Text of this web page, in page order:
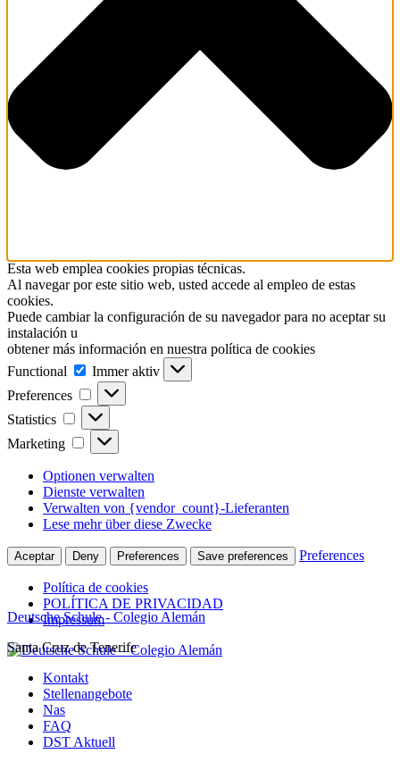
Esta web emplea cookies propias técnicas.
Al navegar por este sitio web, usted accede al empleo de estas
cookies.
Puede cambiar la configuración de su navegador para no aceptar su
instalación u
obtener más información en nuestra política de cookies
Functional
Functional
Immer aktiv
Preferences
Preferences
Statistics Statistics
Marketing Marketing
Optionen verwalten
Dienste verwalten
Verwalten von {vendor_count}-Lieferanten
Lese mehr über diese Zwecke
Aceptar Deny Preferences Save preferences Preferences
Política de cookies
POLÍTICA DE PRIVACIDAD
Impressum
Zum
springen
Deutsche Schule - Colegio Alemán
Santa Cruz de Tenerife
Kontakt
Stellenangebote
Nas
FAQ
DST Aktuell